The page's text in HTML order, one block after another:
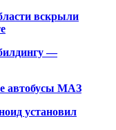
вскрыли
—
автобусы МАЗ
установил